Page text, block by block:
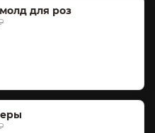
для роз